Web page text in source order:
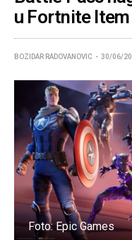
u Fortnite Item
BOZIDAR RADOVANOVIC 30/06/
Foto: Epic Games